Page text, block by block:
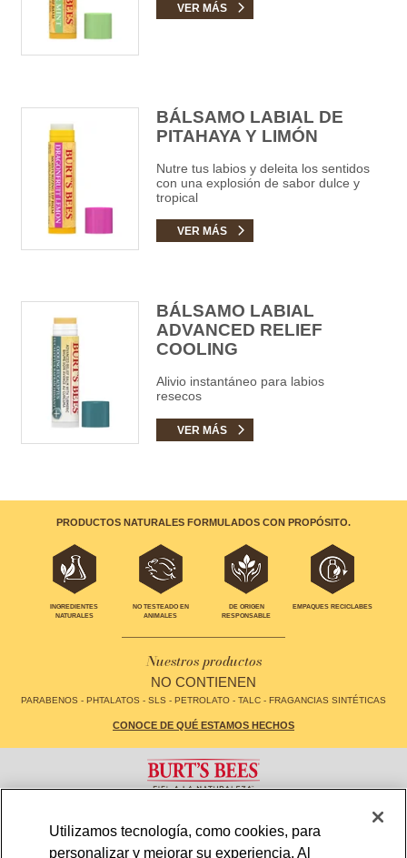
VER MÁS
BÁLSAMO LABIAL DE
PITAHAYA Y LIMÓN
Nutre tus labios y deleita los sentidos
con una explosión de sabor dulce y
tropical
VER MÁS
BÁLSAMO LABIAL
ADVANCED RELIEF
COOLING
Alivio instantáneo para labios
resecos
VER MÁS
PRODUCTOS NATURALES FORMULADOS CON PROPÓSITO.
INGREDIENTES
NATURALES
NO TESTEADO EN
ANIMALES
DE ORIGEN
RESPONSABLE
EMPAQUES RECICLABES
Nuestros productos
NO CONTIENEN
PARABENOS - PHTALATOS - SLS - PETROLATO - TALC - FRAGANCIAS SINTÉTICAS
CONOCE DE QUÉ ESTAMOS HECHOS
LOCALIZADOR DE TIENDAS
MAPA DE SITIO
POLÍTICA DE PRIVACIDAD
TÉRMINOS Y CONDICIONES DE USO
Utilizamos tecnología, como cookies, para
personalizar y mejorar su experiencia. Al